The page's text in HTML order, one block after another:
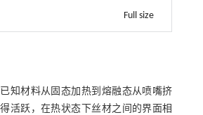
Full size
知材料从固态加热到熔融态从喷嘴挤
活跃，在热状态下丝材之间的界面相